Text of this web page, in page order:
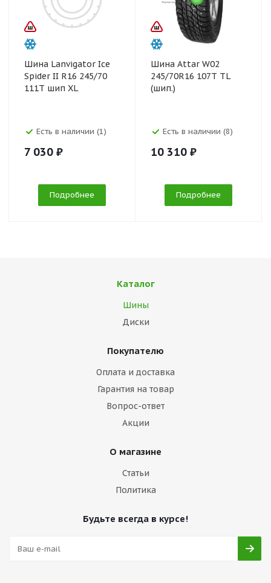
Шина Lanvigator Ice
Spider II R16 245/70
111T шип XL
Есть в наличии (1)
7 030 ₽
Подробнее
Шина Attar W02
245/70R16 107T TL
(шип.)
Есть в наличии (8)
10 310 ₽
Подробнее
Каталог
Шины
Диски
Покупателю
Оплата и доставка
Гарантия на товар
Вопрос-ответ
Акции
О магазине
Статьи
Политика
Будьте всегда в курсе!